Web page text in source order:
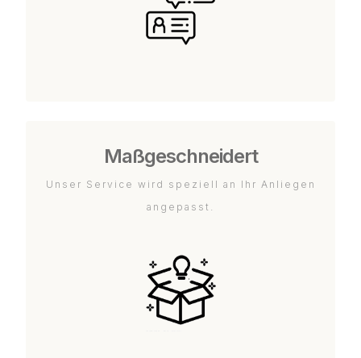
Maßgeschneidert
Unser Service wird speziell an Ihr Anliegen
angepasst.